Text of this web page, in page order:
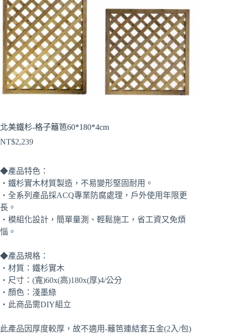
北美鐵杉-格子籬笆60*180*4cm
NT$2,239
◆產品特色：
‧鐵杉實木材質製造，不易變形堅固耐用。
‧全系列產品採ACQ專業防腐處理，戶外使用年限更
長。
‧模組化設計，簡單量測、輕鬆施工，省工資又免煩
惱。
◆產品規格：
‧材質：鐵杉實木
‧尺寸：(寬)60x(高)180x(厚)4/公分
‧顏色：淺墨綠
‧此商品需DIY組立
此產品因厚度較厚，故不適用-籬笆連結套五金(2入/包)